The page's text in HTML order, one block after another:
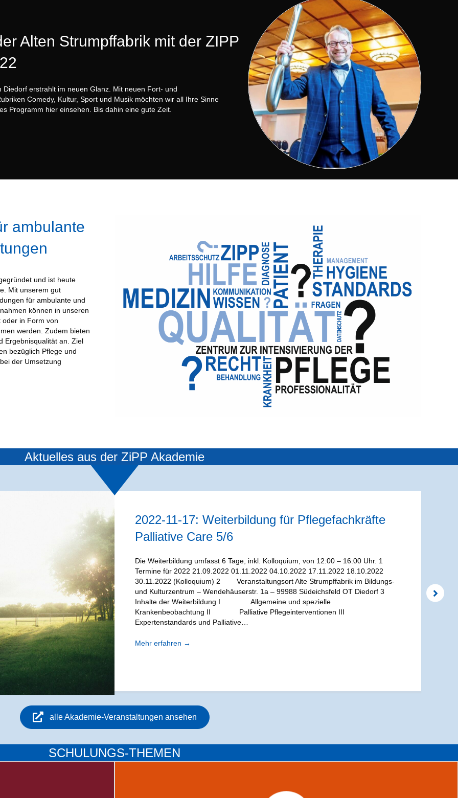
Weiterbildungen im Bereich der Pflege an. Verschiedene
Themenkategorien decken den Bedarf von Pflegekräften bis hin
ZIPP Akademie
Alten Strumpffabrik mit der ZIPP
erstrahlt im neuen Glanz. Mit neuen Fort- und
Comedy, Kultur, Sport und Musik möchten wir all Ihre Sinne
Programm hier einsehen. Bis dahin eine gute Zeit.
ambulante
und ist heute
Mit unserem gut
für ambulante und
können in unseren
in Form von
werden. Zudem bieten
Ergebnisqualität an. Ziel
bezüglich Pflege und
der Umsetzung
Aktuelles aus der ZiPP Akademie
2022-11-17: Weiterbildung für Pflegefachkräfte
Palliative Care 5/6
Die Weiterbildung umfasst 6 Tage, inkl. Kolloquium, von 12:00 – 16:00 Uhr. 1
Termine für 2022 21.09.2022 01.11.2022 04.10.2022 17.11.2022 18.10.2022
30.11.2022 (Kolloquium) 2 Veranstaltungsort Alte Strumpffabrik im Bildungs-
und Kulturzentrum – Wendehäuserstr. 1a – 99988 Südeichsfeld OT Diedorf 3
Inhalte der Weiterbildung I Allgemeine und spezielle
Krankenbeobachtung II Palliative Pflegeinterventionen III
Expertenstandards und Palliative…
Mehr erfahren →
alle Akademie-Veranstaltungen ansehen
SCHULUNGS-THEMEN